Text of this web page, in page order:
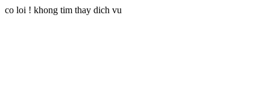
co loi ! khong tim thay dich vu